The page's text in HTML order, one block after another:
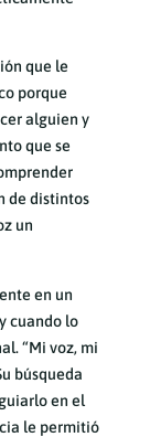
que le
porque
alguien y
que se
de distintos
un
en un
cuando lo
“Mi voz, mi
búsqueda
en el
le permitió